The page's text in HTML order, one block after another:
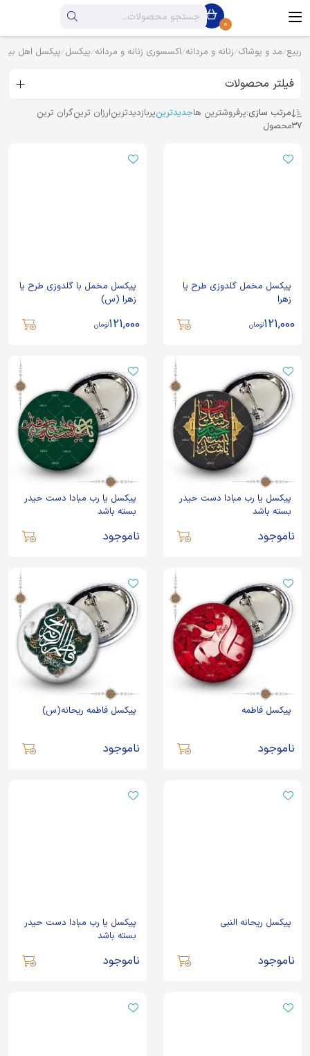
0
ربیع مد و پوشاک زنانه و مردانه اکسسوری زنانه و مردانه پیکسل پیکسل اهل بیت
فیلتر محصولات
مرتب سازی:پرفروشترین هاجدیدترینپربازدیدترینارزان ترینگران ترین
37محصول
پیکسل مخمل گلدوزی طرح یا
زهرا
121,000تومان
پیکسل مخمل با گلدوزی طرح یا
زهرا (س)
121,000تومان
پیکسل یا رب مبادا دست حیدر
بسته باشد
ناموجود
پیکسل یا رب مبادا دست حیدر
بسته باشد
ناموجود
پیکسل فاطمه
ناموجود
پیکسل فاطمه ریحانه(س)
ناموجود
پیکسل ریحانه النبی
ناموجود
پیکسل یا رب مبادا دست حیدر
بسته باشد
ناموجود